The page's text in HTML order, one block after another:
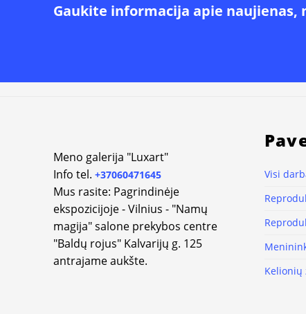
Gaukite informacija apie naujienas,
Meno galerija "Luxart"
Info tel. +37060471645
Mus rasite: Pagrindinėje
ekspozicijoje - Vilnius - "Namų
magija" salone prekybos centre
"Baldų rojus" Kalvarijų g. 125
antrajame aukšte.
Visi
Kelionių